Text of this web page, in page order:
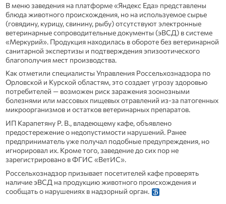
В меню заведения на платформе «Яндекс Еда» представлены
блюда животного происхождения, но на используемое сырье
(говядину, курицу, свинину, рыбу) отсутствуют электронные
ветеринарные сопроводительные документы (эВСД) в системе
«Меркурий». Продукция находилась в обороте без ветеринарной
санитарной экспертизы и подтверждения эпизоотического
благополучия мест производства.
Как отметили специалисты Управления Россельхознадзора по
Орловской и Курской областям, это создает угрозу здоровью
потребителей — возможен риск заражения зоонозными
болезнями или массовых пищевых отравлений из‑за патогенных
микроорганизмов и остатков ветеринарных препаратов.
ИП Карапетяну Р. В., владеющему кафе, объявлено
предостережение о недопустимости нарушений. Ранее
предприниматель уже получал подобные предупреждения, но
игнорировал их. Кроме того, заведение до сих пор не
зарегистрировано в ФГИС «ВетИС».
Россельхознадзор призывает посетителей кафе проверять
наличие эВСД на продукцию животного происхождения и
сообщать о нарушениях в надзорный орган.